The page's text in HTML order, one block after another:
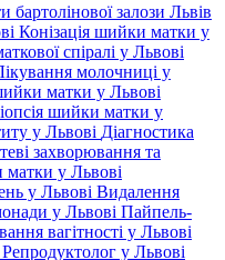
бартолінової залози Львів
Конізація шийки матки у
спіралі у Львові
молочниці у
матки у Львові
шийки матки у
у Львові Діагностика
захворювання та
матки у Львові
у Львові Видалення
у Львові Пайпель-
вагітності у Львові
Репродуктолог у Львові